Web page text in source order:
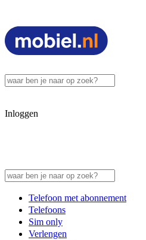
Inloggen
Telefoon met abonnement
Telefoons
Sim only
Verlengen